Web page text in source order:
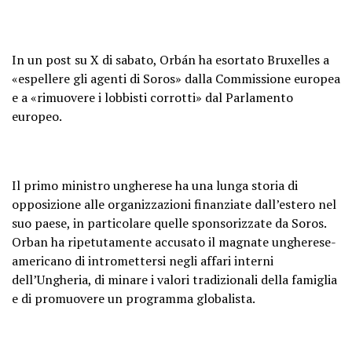
In un post su X di sabato, Orbán ha esortato Bruxelles a
«espellere gli agenti di Soros» dalla Commissione europea
e a «rimuovere i lobbisti corrotti» dal Parlamento
europeo.
Il primo ministro ungherese ha una lunga storia di
opposizione alle organizzazioni finanziate dall’estero nel
suo paese, in particolare quelle sponsorizzate da Soros.
Orban ha ripetutamente accusato il magnate ungherese-
americano di intromettersi negli affari interni
dell’Ungheria, di minare i valori tradizionali della famiglia
e di promuovere un programma globalista.